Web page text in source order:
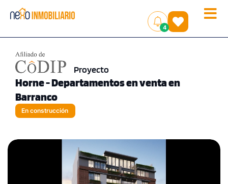
Toggle
4
()
Proyecto
Horne - Departamentos en venta en
Barranco
En construcción